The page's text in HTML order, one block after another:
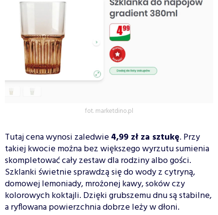
fot. marketdino.pl
Tutaj cena wynosi zaledwie4,99 zł za sztukę. Przy
takiej kwocie można bez większego wyrzutu sumienia
skompletować cały zestaw dla rodziny albo gości.
Szklanki świetnie sprawdzą się do wody z cytryną,
domowej lemoniady, mrożonej kawy, soków czy
kolorowych koktajli. Dzięki grubszemu dnu są stabilne,
a ryflowana powierzchnia dobrze leży w dłoni.